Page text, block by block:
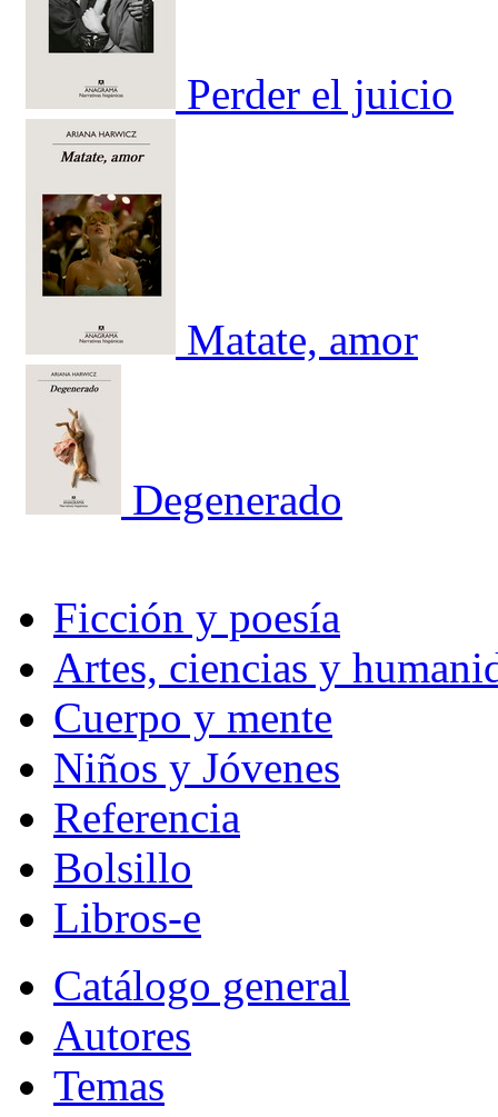
Perder el juicio
Matate, amor
Degenerado
Ficción y poesía
Artes, ciencias y
Cuerpo y mente
Niños y Jóvenes
Referencia
Bolsillo
Libros-e
Catálogo general
Autores
Temas